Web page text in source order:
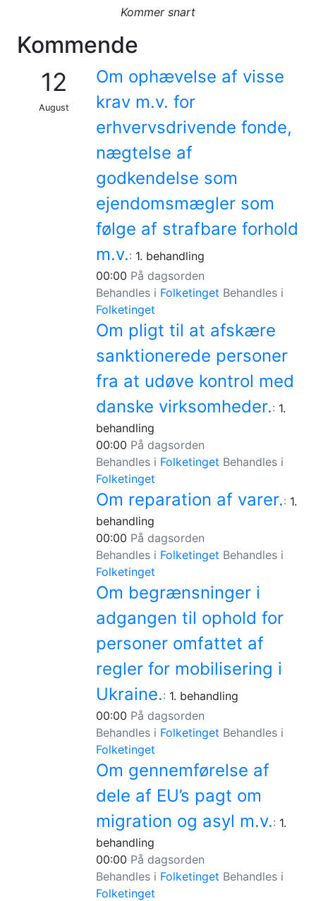
Kommer snart
Kommende
12
August
Om ophævelse af visse
krav m.v. for
erhvervsdrivende fonde,
nægtelse af
godkendelse som
ejendomsmægler som
følge af strafbare forhold
m.v.: 1. behandling
00:00 På dagsorden
Behandles i Folketinget Behandles i
Folketinget
Om pligt til at afskære
sanktionerede personer
fra at udøve kontrol med
danske virksomheder.: 1.
behandling
00:00 På dagsorden
Behandles i Folketinget Behandles i
Folketinget
Om reparation af varer.: 1.
behandling
00:00 På dagsorden
Behandles i Folketinget Behandles i
Folketinget
Om begrænsninger i
adgangen til ophold for
personer omfattet af
regler for mobilisering i
Ukraine.: 1. behandling
00:00 På dagsorden
Behandles i Folketinget Behandles i
Folketinget
Om gennemførelse af
dele af EU’s pagt om
migration og asyl m.v.: 1.
behandling
00:00 På dagsorden
Behandles i Folketinget Behandles i
Folketinget